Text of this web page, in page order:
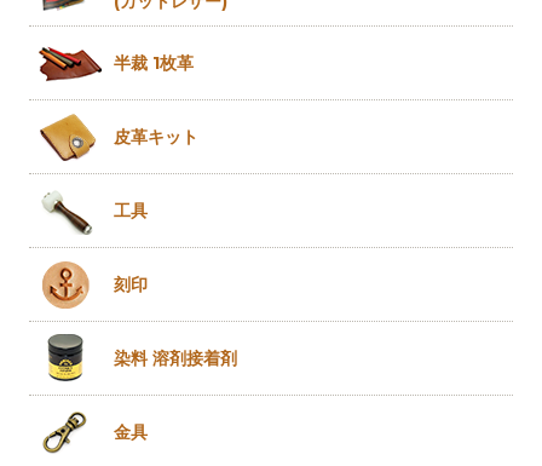
半裁 1枚革
皮革キット
工具
刻印
染料 溶剤接着剤
金具